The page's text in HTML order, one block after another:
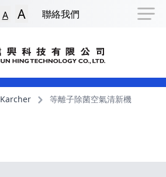
跳到主導航選單 跳到頁尾
A A 聯絡我們
Karcher 等離子除菌空氣清新機